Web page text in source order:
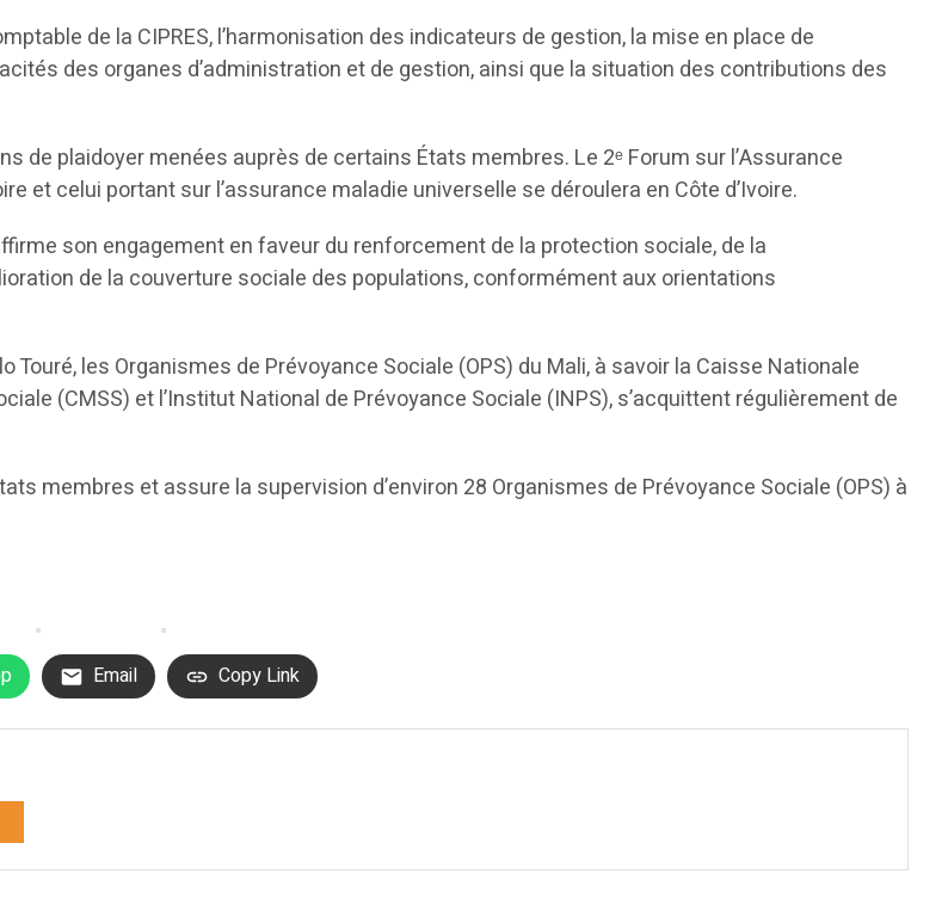
de la CIPRES, l’harmonisation des indicateurs de gestion, la mise en place de
des organes d’administration et de gestion, ainsi que la situation des contributions des
plaidoyer menées auprès de certains États membres. Le 2ᵉ Forum sur l’Assurance
et celui portant sur l’assurance maladie universelle se déroulera en Côte d’Ivoire.
son engagement en faveur du renforcement de la protection sociale, de la
de la couverture sociale des populations, conformément aux orientations
les Organismes de Prévoyance Sociale (OPS) du Mali, à savoir la Caisse Nationale
(CMSS) et l’Institut National de Prévoyance Sociale (INPS), s’acquittent régulièrement de
membres et assure la supervision d’environ 28 Organismes de Prévoyance Sociale (OPS) à
Email Copy Link